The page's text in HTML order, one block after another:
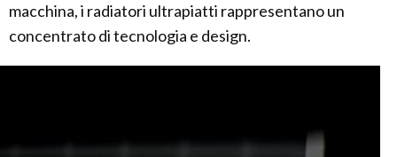
macchina, i radiatori ultrapiatti rappresentano un
concentrato di tecnologia e design.